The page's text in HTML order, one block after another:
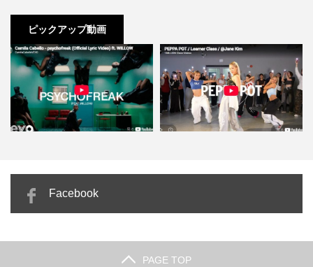
ピックアップ動画
Jane Kim「PEPPA POT」腰を落
Facebook
PAGE TOP